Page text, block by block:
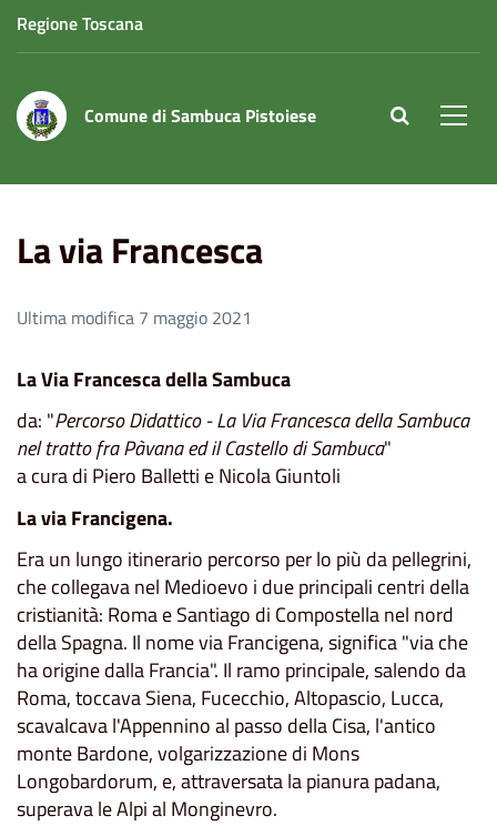
Regione Toscana
Comune di Sambuca Pistoiese site.searc
La via Francesca
Ultima modifica 7 maggio 2021
La Via Francesca della Sambuca
da: "Percorso Didattico - La Via Francesca della Sambuca
nel tratto fra Pàvana ed il Castello di Sambuca"
a cura di Piero Balletti e Nicola Giuntoli
La via Francigena.
Era un lungo itinerario percorso per lo più da pellegrini,
che collegava nel Medioevo i due principali centri della
cristianità: Roma e Santiago di Compostella nel nord
della Spagna. Il nome via Francigena, significa "via che
ha origine dalla Francia". Il ramo principale, salendo da
Roma, toccava Siena, Fucecchio, Altopascio, Lucca,
scavalcava l'Appennino al passo della Cisa, l'antico
monte Bardone, volgarizzazione di Mons
Longobardorum, e, attraversata la pianura padana,
superava le Alpi al Monginevro.